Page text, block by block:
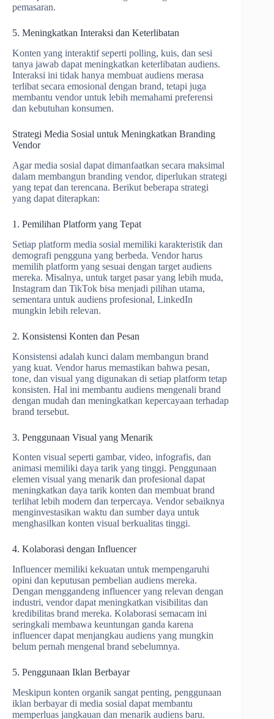
pemasaran.
5. Meningkatkan Interaksi dan Keterlibatan
Konten yang interaktif seperti polling, kuis, dan sesi
tanya jawab dapat meningkatkan keterlibatan audiens.
Interaksi ini tidak hanya membuat audiens merasa
terlibat secara emosional dengan brand, tetapi juga
membantu vendor untuk lebih memahami preferensi
dan kebutuhan konsumen.
Strategi Media Sosial untuk Meningkatkan Branding
Vendor
Agar media sosial dapat dimanfaatkan secara maksimal
dalam membangun branding vendor, diperlukan strategi
yang tepat dan terencana. Berikut beberapa strategi
yang dapat diterapkan:
1. Pemilihan Platform yang Tepat
Setiap platform media sosial memiliki karakteristik dan
demografi pengguna yang berbeda. Vendor harus
memilih platform yang sesuai dengan target audiens
mereka. Misalnya, untuk target pasar yang lebih muda,
Instagram dan TikTok bisa menjadi pilihan utama,
sementara untuk audiens profesional, LinkedIn
mungkin lebih relevan.
2. Konsistensi Konten dan Pesan
Konsistensi adalah kunci dalam membangun brand
yang kuat. Vendor harus memastikan bahwa pesan,
tone, dan visual yang digunakan di setiap platform tetap
konsisten. Hal ini membantu audiens mengenali brand
dengan mudah dan meningkatkan kepercayaan terhadap
brand tersebut.
3. Penggunaan Visual yang Menarik
Konten visual seperti gambar, video, infografis, dan
animasi memiliki daya tarik yang tinggi. Penggunaan
elemen visual yang menarik dan profesional dapat
meningkatkan daya tarik konten dan membuat brand
terlihat lebih modern dan terpercaya. Vendor sebaiknya
menginvestasikan waktu dan sumber daya untuk
menghasilkan konten visual berkualitas tinggi.
4. Kolaborasi dengan Influencer
Influencer memiliki kekuatan untuk mempengaruhi
opini dan keputusan pembelian audiens mereka.
Dengan menggandeng influencer yang relevan dengan
industri, vendor dapat meningkatkan visibilitas dan
kredibilitas brand mereka. Kolaborasi semacam ini
seringkali membawa keuntungan ganda karena
influencer dapat menjangkau audiens yang mungkin
belum pernah mengenal brand sebelumnya.
5. Penggunaan Iklan Berbayar
Meskipun konten organik sangat penting, penggunaan
iklan berbayar di media sosial dapat membantu
memperluas jangkauan dan menarik audiens baru.